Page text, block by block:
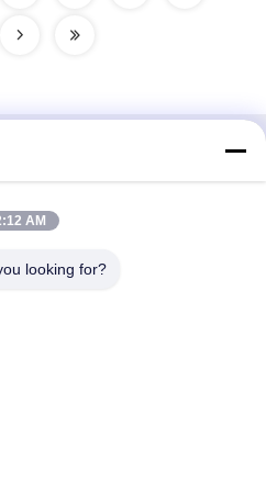
Shunde, Foshan,
AM
looking for?